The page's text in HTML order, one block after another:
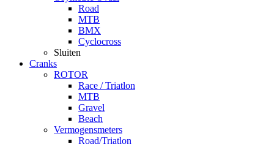
Road
MTB
BMX
Cyclocross
Sluiten
Cranks
ROTOR
Race / Triatlon
MTB
Gravel
Beach
Vermogensmeters
Road/Triatlon